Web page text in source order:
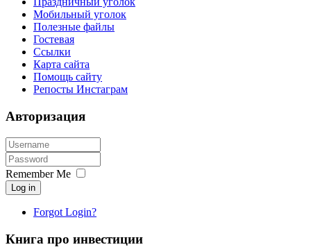
Мобильный уголок
Полезные файлы
Гостевая
Ссылки
Карта сайта
Помощь сайту
Репосты Инстаграм
Авторизация
Remember Me
Log in
Forgot Login?
Книга про инвестиции